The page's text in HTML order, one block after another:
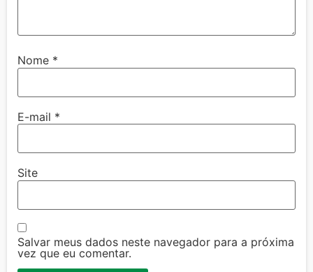
Nome *
E-mail *
Site
Salvar meus dados neste navegador para a próxima
vez que eu comentar.